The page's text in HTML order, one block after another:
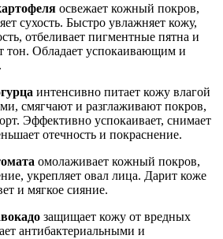
освежает кожный покров,
сухость. Быстро увлажняет кожу,
отбеливает пигментные пятна и
тон. Обладает успокаивающим и
интенсивно питает кожу влагой
смягчают и разглаживают покров,
Эффективно успокаивает, снимает
отечность и покраснение.
омолаживает кожный покров,
укрепляет овал лица. Дарит коже
и мягкое сияние.
защищает кожу от вредных
антибактериальными и